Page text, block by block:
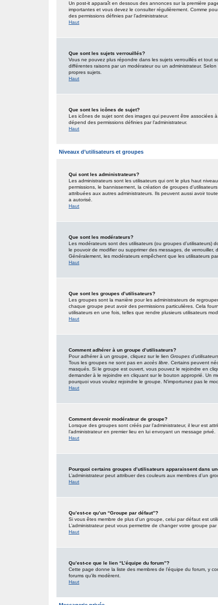
Un post-it apparaît en dessous des annonces sur la première
importantes et vous devez le consulter régulièrement. Comme
des permissions définies par l’administrateur.
Haut
Que sont les sujets verrouillés?
Vous ne pouvez plus répondre dans les sujets verrouillés et tout
différentes raisons par un modérateur ou un administrateur.
propres sujets.
Haut
Que sont les icônes de sujet?
Les icônes de sujet sont des images qui peuvent être associées
dépend des permissions définies par l’administrateur.
Haut
Niveaux d’utilisateurs et groupes
Qui sont les administrateurs?
Les administrateurs sont les utilisateurs qui ont le plus haut
permissions, le bannissement, la création de groupes
attribuées aux autres administrateurs. Ils peuvent aussi avoir
a autorisé.
Haut
Que sont les modérateurs?
Les modérateurs sont des utilisateurs (ou groupes d’utilisateurs)
le pouvoir de modifier ou supprimer des messages, de verrouiller,
Généralement, les modérateurs empêchent que les utilisateurs
Haut
Que sont les groupes d’utilisateurs?
Les groupes sont la manière pour les administrateurs de
chaque groupe peut avoir des permissions particulières. Cela
utilisateurs en une fois, telles que rendre plusieurs utilisateurs
Haut
Comment adhérer à un groupe d’utilisateurs?
Pour adhérer à un groupe, cliquez sur le lien Groupes
Tous les groupes ne sont pas en accès libre . Certains peuvent
masqués. Si le groupe est ouvert, vous pouvez le rejoindre en
demander à le rejoindre en cliquant sur le bouton approprié. Un
pourquoi vous voulez rejoindre le groupe. N’importunez pas le
Haut
Comment devenir modérateur de groupe?
Lorsque des groupes sont créés par l’administrateur, il leur est
l’administrateur en premier lieu en lui envoyant un message privé.
Haut
Pourquoi certains groupes d’utilisateurs apparaissent dans
L’administrateur peut attribuer des couleurs aux membres d’un
Haut
Qu’est-ce qu’un “Groupe par défaut”?
Si vous êtes membre de plus d’un groupe, celui par défaut est
L’administrateur peut vous permettre de changer votre groupe
Haut
Qu’est-ce que le lien “L’équipe du forum”?
Cette page donne la liste des membres de l’équipe du forum, y
forums qu’ils modèrent.
Haut